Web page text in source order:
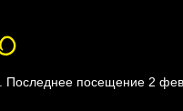
Последнее посещение 2